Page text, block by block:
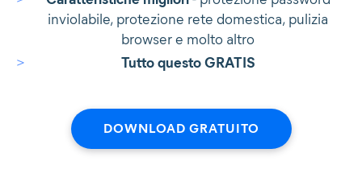
inviolabile, protezione rete domestica, pulizia
browser e molto altro
Tutto questo GRATIS
DOWNLOAD GRATUITO